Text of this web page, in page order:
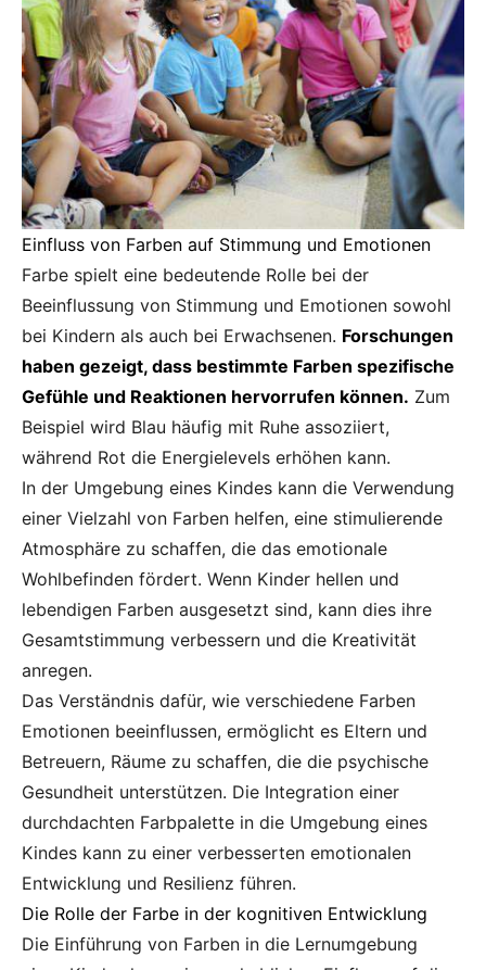
Einfluss von Farben auf Stimmung und Emotionen
Farbe spielt eine bedeutende Rolle bei der
Beeinflussung von Stimmung und Emotionen sowohl
bei Kindern als auch bei Erwachsenen. Forschungen
haben gezeigt, dass bestimmte Farben spezifische
Gefühle und Reaktionen hervorrufen können. Zum
Beispiel wird Blau häufig mit Ruhe assoziiert,
während Rot die Energielevels erhöhen kann.
In der Umgebung eines Kindes kann die Verwendung
einer Vielzahl von Farben helfen, eine stimulierende
Atmosphäre zu schaffen, die das emotionale
Wohlbefinden fördert. Wenn Kinder hellen und
lebendigen Farben ausgesetzt sind, kann dies ihre
Gesamtstimmung verbessern und die Kreativität
anregen.
Das Verständnis dafür, wie verschiedene Farben
Emotionen beeinflussen, ermöglicht es Eltern und
Betreuern, Räume zu schaffen, die die psychische
Gesundheit unterstützen. Die Integration einer
durchdachten Farbpalette in die Umgebung eines
Kindes kann zu einer verbesserten emotionalen
Entwicklung und Resilienz führen.
Die Rolle der Farbe in der kognitiven Entwicklung
Die Einführung von Farben in die Lernumgebung